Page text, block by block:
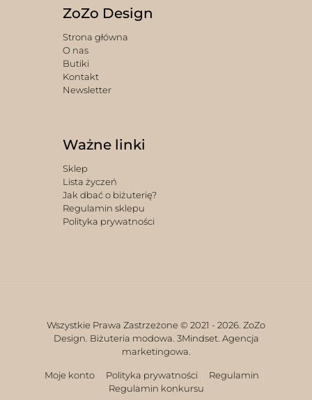
ZoZo Design
Strona główna
O nas
Butiki
Kontakt
Newsletter
Ważne linki
Sklep
Lista życzeń
Jak dbać o biżuterię?
Regulamin sklepu
Polityka prywatności
Wszystkie Prawa Zastrzeżone © 2021 - 2026. ZoZo
Design. Biżuteria modowa. 3Mindset. Agencja
marketingowa.
Moje konto Polityka prywatności
Regulamin
Regulamin konkursu